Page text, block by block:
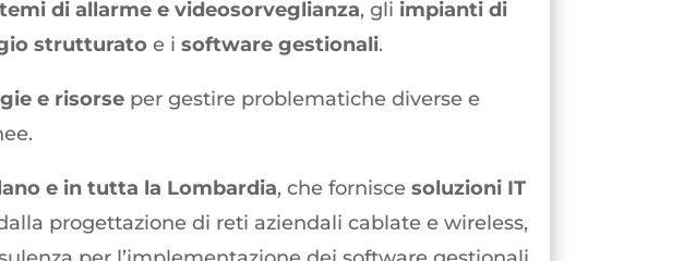
di allarme e videosorveglianza, gli impianti di
strutturato e i software gestionali.
e risorseper gestire problematiche diverse e
e in tutta la Lombardia, che fornisce soluzioni IT
progettazione di reti aziendali cablate e wireless,